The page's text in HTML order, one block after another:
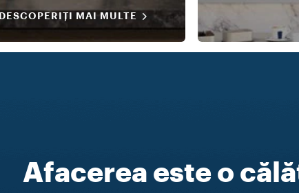
DESCOPERIȚI MAI MULTE
Afacerea este o